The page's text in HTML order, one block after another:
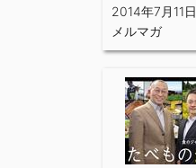
2014年7月11日
メルマガ